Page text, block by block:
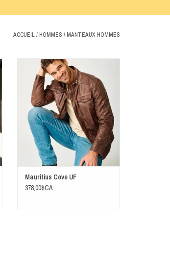
ACCUEIL/ HOMMES / MANTEAUX HOMMES
Confectionnée en cuir d'agneau 100 %
naturel, tanné végétal et issu d'une
production éthique, cette veste répond à
tous les critères.
AJOUTER AU PANIER
Mauritius Cove UF
378,00$CA